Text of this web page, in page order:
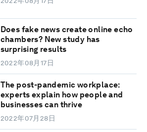
Does fake news create online echo
chambers? New study has
surprising results
2022年08月17日
The post-pandemic workplace:
experts explain how people and
businesses can thrive
2022年07月28日